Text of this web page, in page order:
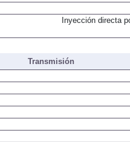
Inyección directa
Transmisión